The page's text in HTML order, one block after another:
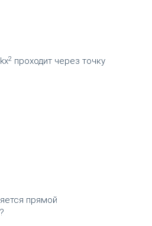
2проходит через точку
прямой